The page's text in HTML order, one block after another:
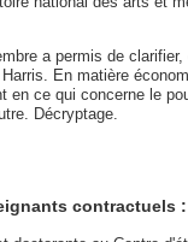
a permis de
En matière
en ce qui concerne le
Décryptage.
contractuels